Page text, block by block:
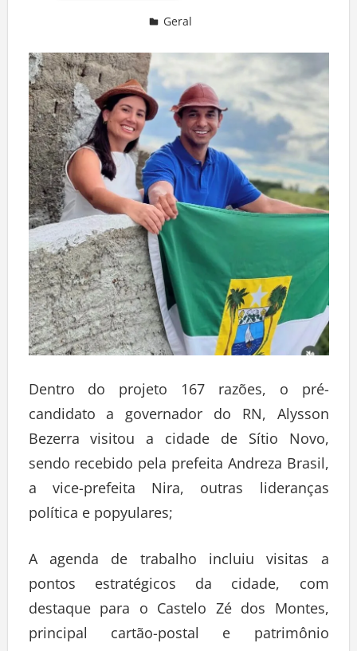
Geral
Dentro do projeto 167 razões, o pré-
candidato a governador do RN, Alysson
Bezerra visitou a cidade de Sítio Novo,
sendo recebido pela prefeita Andreza Brasil,
a vice-prefeita Nira, outras lideranças
política e popyulares;
A agenda de trabalho incluiu visitas a
pontos estratégicos da cidade, com
destaque para o Castelo Zé dos Montes,
principal cartão-postal e patrimônio